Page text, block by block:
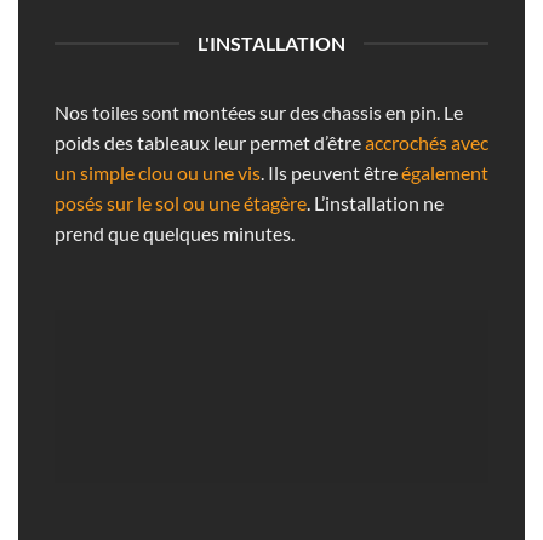
L'INSTALLATION
Nos toiles sont montées sur des chassis en pin. Le
poids des tableaux leur permet d’êtreaccrochés avec
un simple clou ou une vis. Ils peuvent êtreégalement
posés sur le sol ou une étagère. L’installation ne
prend que quelques minutes.